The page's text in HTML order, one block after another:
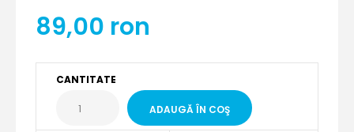
89,00 ron
CANTITATE